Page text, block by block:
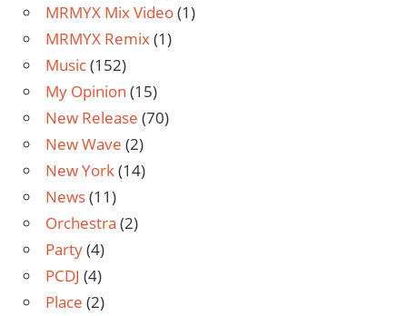
MRMYX Mix Video(1)
MRMYX Remix(1)
Music(152)
My Opinion (15)
New Release (70)
New Wave (2)
New York(14)
News(11)
Orchestra (2)
Party(4)
PCDJ (4)
Place (2)